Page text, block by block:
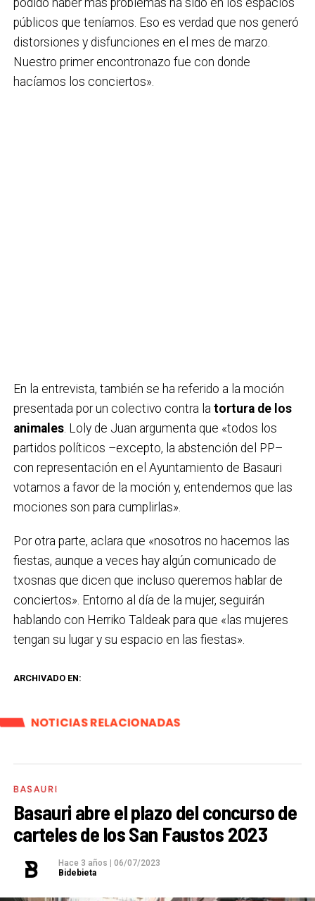
públicos que teníamos. Eso es verdad que nos generó
distorsiones y disfunciones en el mes de marzo.
Nuestro primer encontronazo fue con donde
hacíamos los conciertos».
En la entrevista, también se ha referido a la moción
presentada por un colectivo contra la tortura de los
animales. Loly de Juan argumenta que «todos los
partidos políticos –excepto, la abstención del PP–
con representación en el Ayuntamiento de Basauri
votamos a favor de la moción y, entendemos que las
mociones son para cumplirlas».
Por otra parte, aclara que «nosotros no hacemos las
fiestas, aunque a veces hay algún comunicado de
txosnas que dicen que incluso queremos hablar de
conciertos». Entorno al día de la mujer, seguirán
hablando con Herriko Taldeak para que «las mujeres
tengan su lugar y su espacio en las fiestas».
ARCHIVADO EN:
NOTICIAS RELACIONADAS
BASAURI
Basauri abre el plazo del concurso de
carteles de los San Faustos 2023
Hace 3 años
06/07/2023
Bidebieta